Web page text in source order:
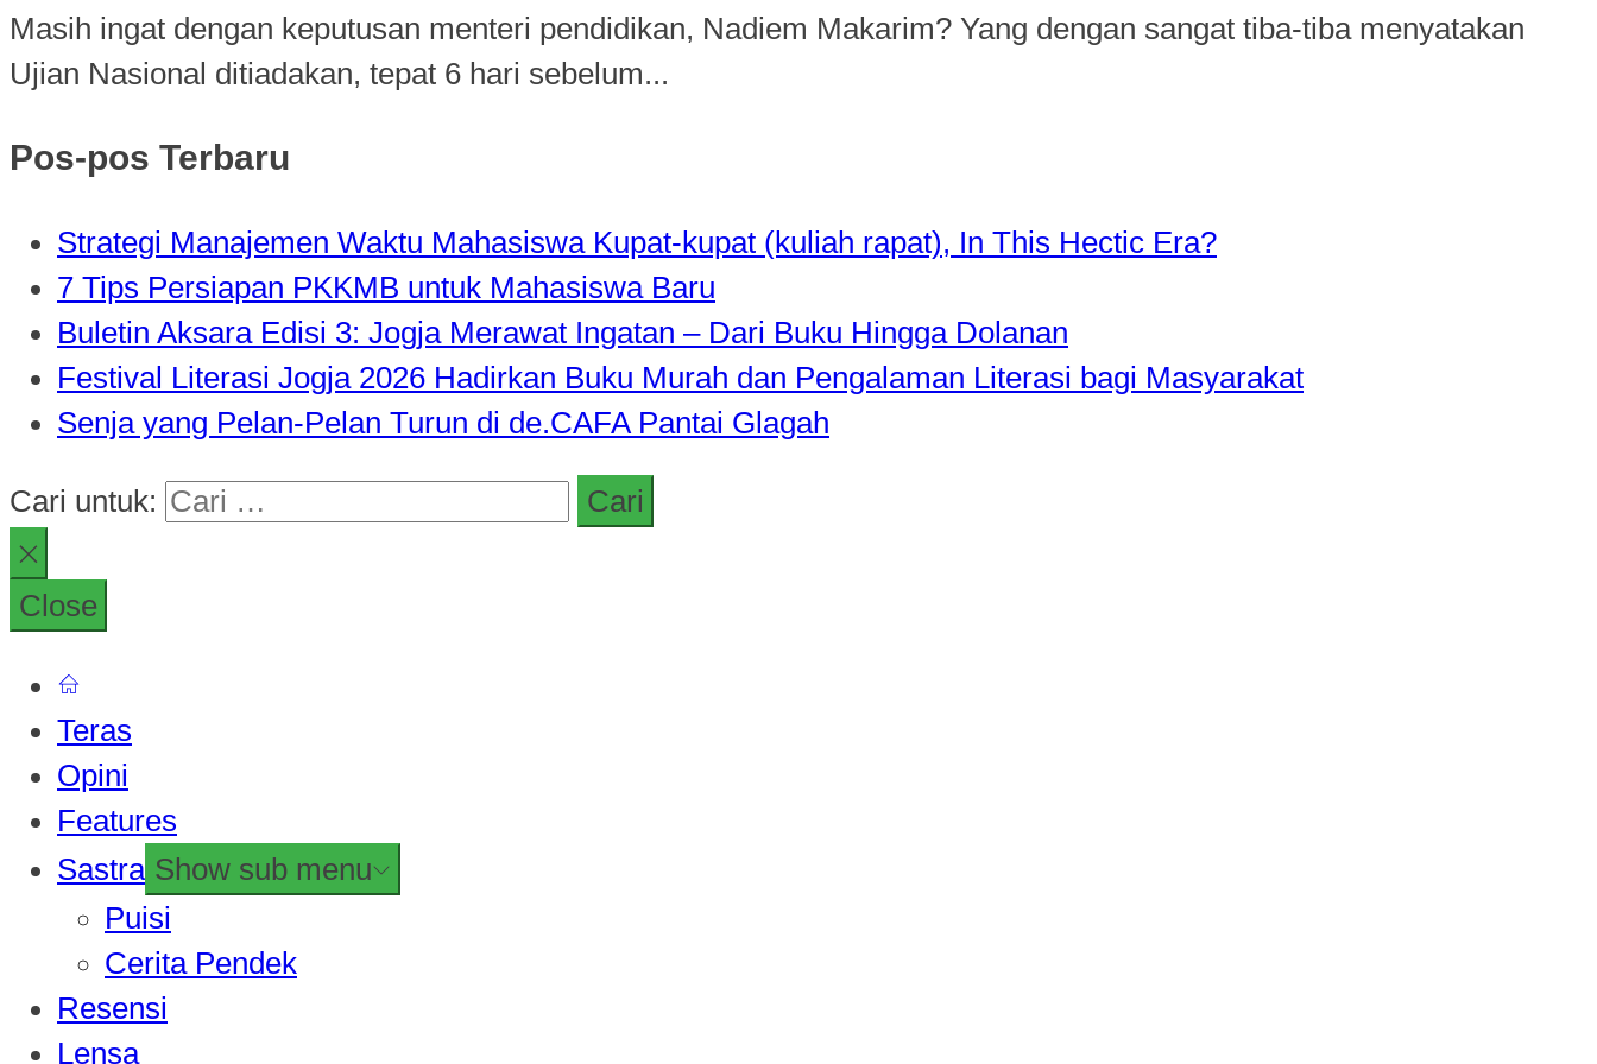
Masih ingat dengan keputusan menteri pendidikan, Nadiem Makarim? Yang dengan sangat tiba-tiba menyatakan
Ujian Nasional ditiadakan, tepat 6 hari sebelum...
Pos-pos Terbaru
Strategi Manajemen Waktu Mahasiswa Kupat-kupat (kuliah rapat), In This Hectic Era?
7 Tips Persiapan PKKMB untuk Mahasiswa Baru
Buletin Aksara Edisi 3: Jogja Merawat Ingatan – Dari Buku Hingga Dolanan
Festival Literasi Jogja 2026 Hadirkan Buku Murah dan Pengalaman Literasi bagi Masyarakat
Senja yang Pelan-Pelan Turun di de.CAFA Pantai Glagah
Cari untuk:
Close
Teras
Opini
Features
Sastra Show sub menu
Puisi
Cerita Pendek
Resensi
Lensa